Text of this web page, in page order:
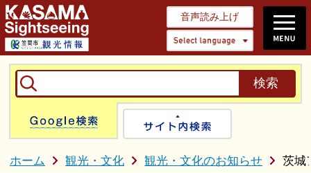
音声読み上げ
Select
Google検索
ホーム 観光・文化 観光・文化のお知らせ 茨城